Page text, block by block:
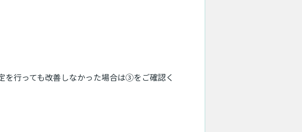
を行っても改善しなかった場合は③をご確認く